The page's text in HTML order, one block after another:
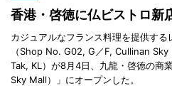
香港・啓徳に仏ビストロ
カジュアルなフランス料理を提供す
（Shop No. G02, G／F, Cullinan
Tak, KL）が8月4日、九龍・啓徳の商
Sky Mall）」にオープンした。